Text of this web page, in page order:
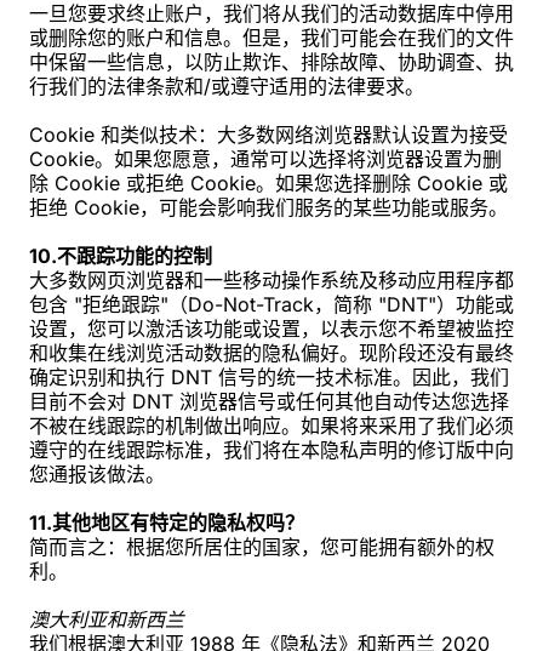
一旦您要求终止账户，我们将从我们的活动数据库中停用
或删除您的账户和信息。但是，我们可能会在我们的文件
中保留一些信息，以防止欺诈、排除故障、协助调查、执
行我们的法律条款和/或遵守适用的法律要求。
Cookie 和类似技术：大多数网络浏览器默认设置为接受
Cookie。如果您愿意，通常可以选择将浏览器设置为删
除 Cookie 或拒绝 Cookie。如果您选择删除 Cookie 或
拒绝 Cookie，可能会影响我们服务的某些功能或服务。
10.不跟踪功能的控制
大多数网页浏览器和一些移动操作系统及移动应用程序都
包含 "拒绝跟踪"（Do-Not-Track，简称 "DNT"）功能或
设置，您可以激活该功能或设置，以表示您不希望被监控
和收集在线浏览活动数据的隐私偏好。现阶段还没有最终
确定识别和执行 DNT 信号的统一技术标准。因此，我们
目前不会对 DNT 浏览器信号或任何其他自动传达您选择
不被在线跟踪的机制做出响应。如果将来采用了我们必须
遵守的在线跟踪标准，我们将在本隐私声明的修订版中向
您通报该做法。
11.其他地区有特定的隐私权吗？
简而言之：根据您所居住的国家，您可能拥有额外的权
利。
澳大利亚和新西兰
我们根据澳大利亚 1988 年《隐私法》和新西兰 2020